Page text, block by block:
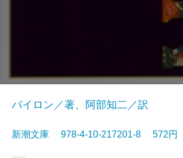
バイロン／著、阿部知二／訳
新潮文庫 978-4-10-217201-8 572円